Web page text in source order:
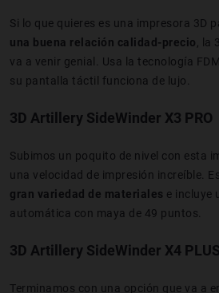
Si lo que quieres es una impresora 3D
una buena relación calidad-precio ,
va a venir genial. Usa la tecnología
su pantalla táctil funciona de lujo.
3D Artillery SideWinder X3 PRO
Subimos un poquito de nivel con esta
una velocidad de impresión increíble. Es
gran variedad de materiales e incluye
automática con maya de 49 puntos.
3D Artillery SideWinder X4 PLUS
Terminamos con una opción que va a